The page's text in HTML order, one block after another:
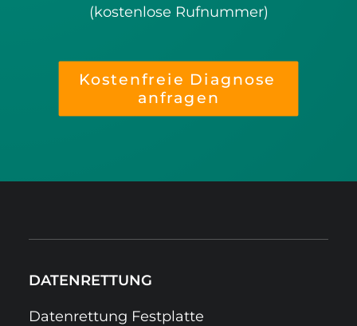
(kostenlose Rufnummer)
Kostenfreie Diagnose
anfragen
DATENRETTUNG
Datenrettung Festplatte